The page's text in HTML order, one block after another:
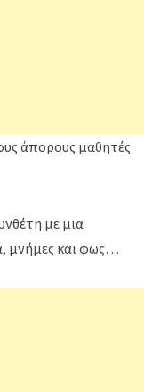
άπορους μαθητές
με μια
μνήμες και φως…